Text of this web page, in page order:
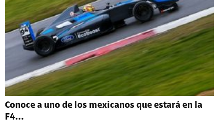
Conoce a uno de los mexicanos que estará en la
F4...